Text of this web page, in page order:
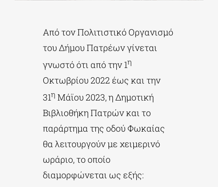
ΔΙΔΑΚΤΟΡΙΚΑ
ΕΚΠΑΙΔΕΥΤΙΚΑ ΙΔΡΥΜΑΤΑ
ΠΟΛΙΤΙΣΤΙΚΟΙ ΦΟΡΕΙΣ
ΧΩΡΟΙ ΤΕΧΝΗΣ
Από τον Πολιτιστικό Οργανισμό
του Δήμου Πατρέων γίνεται
γνωστό ότι από την 1η
Οκτωβρίου 2022 έως και την
31η Μάϊου 2023, η Δημοτική
Βιβλιοθήκη Πατρών και το
παράρτημα της οδού Φωκαίας
θα λειτουργούν με χειμερινό
ωράριο, το οποίο
διαμορφώνεται ως εξής: